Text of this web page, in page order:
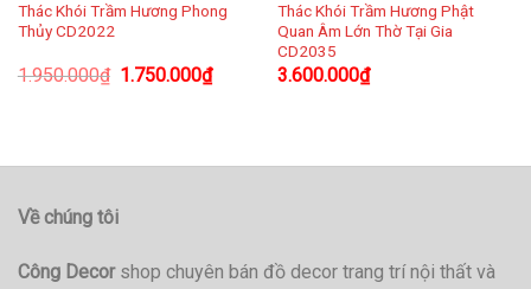
Thác Khói Trầm Hương Phong
Thủy CD2022
1.950.000₫ 1.750.000₫
Thác Khói Trầm Hương Phật
Quan Âm Lớn Thờ Tại Gia
CD2035
3.600.000₫
Về chúng tôi
Công Decorshop chuyên bán đồ decor trang trí nội thất và